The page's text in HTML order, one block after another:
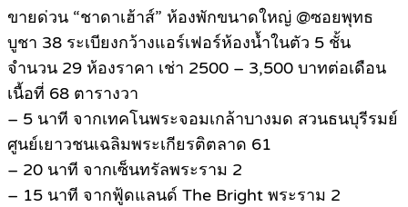
ขายด่วน “ชาดาเฮ้าส์” ห้องพักขนาดใหญ่ @ซอยพุทธ
บูชา 38 ระเบียงกว้างแอร์เฟอร์ห้องน้ำในตัว 5 ชั้น
จำนวน 29 ห้องราคา เช่า 2500 – 3,500 บาทต่อเดือน
เนื้อที่ 68 ตารางวา
– 5 นาที จากเทคโนพระจอมเกล้าบางมด สวนธนบุรีรมย์
ศูนย์เยาวชนเฉลิมพระเกียรติตลาด 61
– 20 นาที จากเซ็นทรัลพระราม 2
– 15 นาที จากฟู้ดแลนด์ The Bright พระราม 2